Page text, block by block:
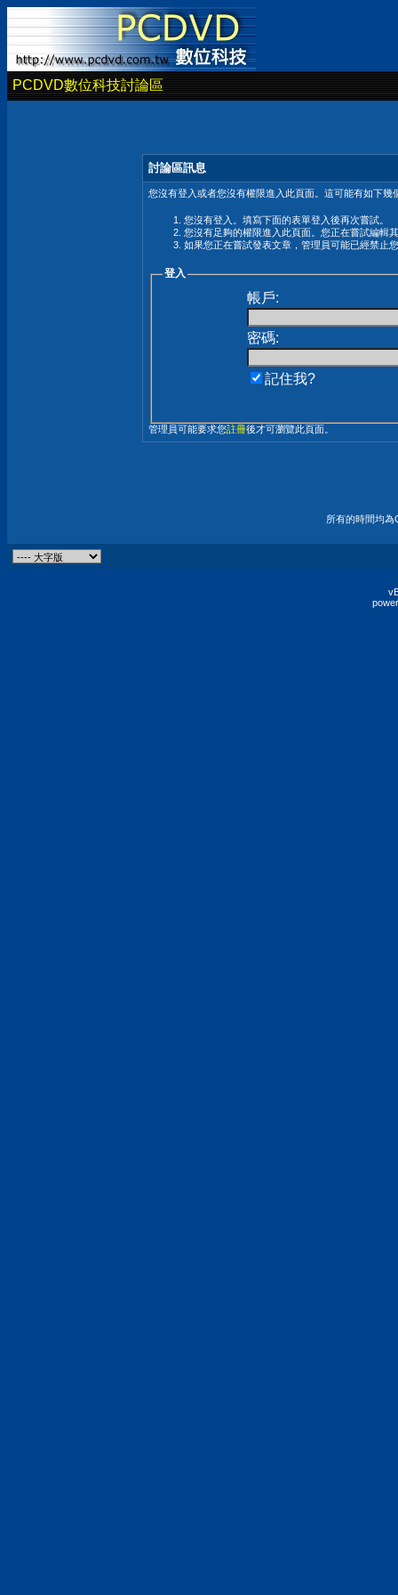
PCDVD數位科技討論區
討論區訊息
您沒有登入或者您沒有權限進入此頁面。這可能有如下幾
您沒有登入。填寫下面的表單登入後再次嘗試。
您沒有足夠的權限進入此頁面。您正在嘗試編輯
如果您正在嘗試發表文章，管理員可能已經禁止
登入
帳戶:
密碼:
記住我?
管理員可能要求您註冊後才可瀏覽此頁面。
所有的時間均為